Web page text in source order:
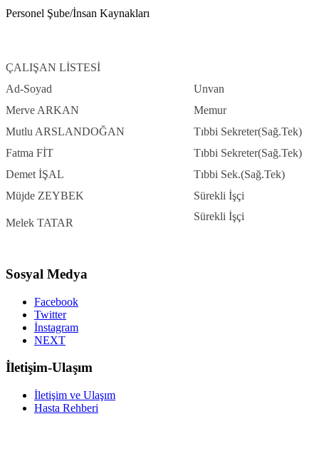
Personel Şube/İnsan Kaynakları
ÇALIŞAN LİSTESİ
Ad-Soyad
Unvan
Merve ARKAN
Memur
Mutlu ARSLANDOĞAN
Tıbbi Sekreter(Sağ.Tek)
Fatma FİT
Tıbbi Sekreter(Sağ.Tek)
Demet İŞAL
Tıbbi Sek.(Sağ.Tek)
Müjde ZEYBEK
Sürekli İşçi
Melek TATAR
Sürekli İşçi
Sosyal Medya
Facebook
Twitter
İnstagram
NEXT
İletişim-Ulaşım
İletişim ve Ulaşım
Hasta Rehberi